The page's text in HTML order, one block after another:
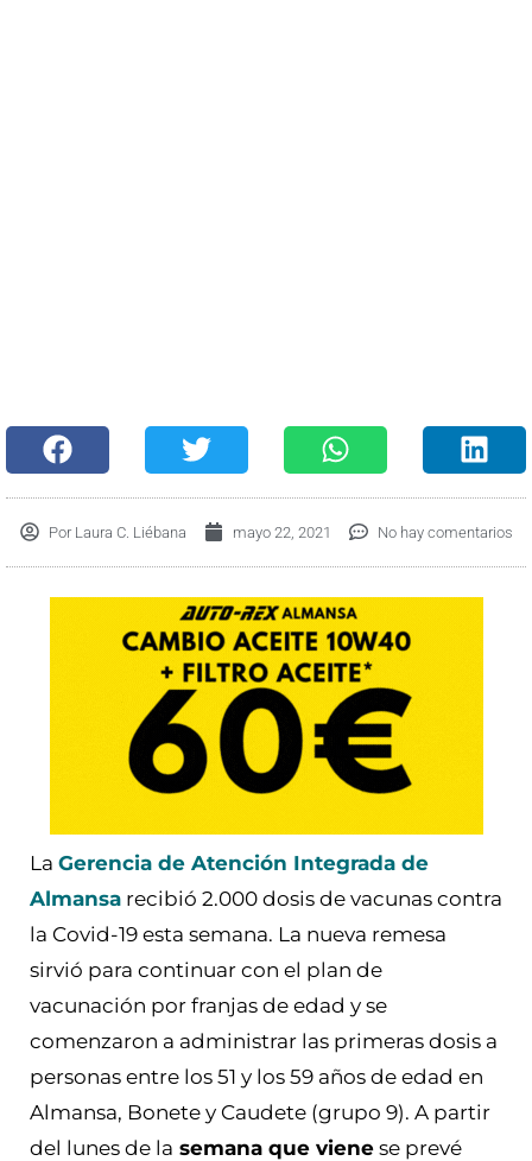
PorLaura C. Liébana mayo 22, 2021 No hay comentarios
La Gerencia de Atención Integrada de
Almansa recibió 2.000 dosis de vacunas contra
la Covid-19 esta semana. La nueva remesa
sirvió para continuar con el plan de
vacunación por franjas de edad y se
comenzaron a administrar las primeras dosis a
personas entre los 51 y los 59 años de edad en
Almansa, Bonete y Caudete (grupo 9). A partir
del lunes de la semana que viene se prevé